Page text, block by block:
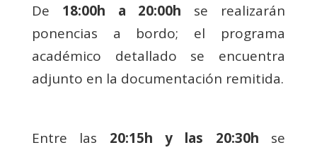
De 18:00h a 20:00h se realizarán
ponencias a bordo; el programa
académico detallado se encuentra
adjunto en la documentación remitida.
Entre las 20:15h y las 20:30h se